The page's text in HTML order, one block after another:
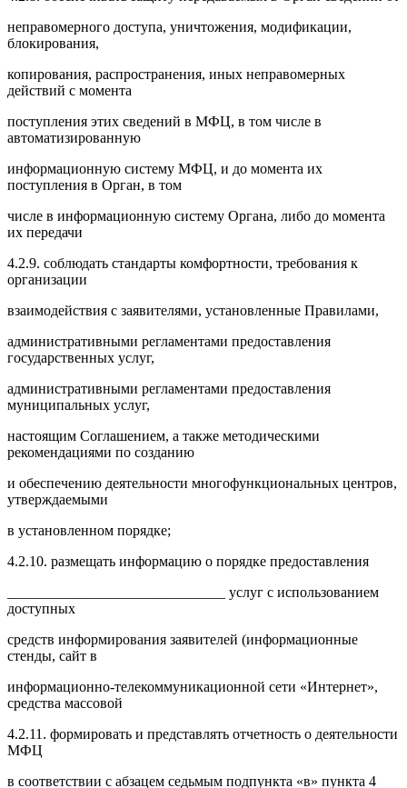
неправомерного доступа, уничтожения, модификации,
блокирования,
копирования, распространения, иных неправомерных
действий с момента
поступления этих сведений в МФЦ, в том числе в
автоматизированную
информационную систему МФЦ, и до момента их
поступления в Орган, в том
числе в информационную систему Органа, либо до момента
их передачи
4.2.9. соблюдать стандарты комфортности, требования к
организации
взаимодействия с заявителями, установленные Правилами,
административными регламентами предоставления
государственных услуг,
административными регламентами предоставления
муниципальных услуг,
настоящим Соглашением, а также методическими
рекомендациями по созданию
и обеспечению деятельности многофункциональных центров,
утверждаемыми
в установленном порядке;
4.2.10. размещать информацию о порядке предоставления
______________________________ услуг с использованием
доступных
средств информирования заявителей (информационные
стенды, сайт в
информационно-телекоммуникационной сети «Интернет»,
средства массовой
4.2.11. формировать и представлять отчетность о деятельности
МФЦ
в соответствии с абзацем седьмым подпункта «в» пункта 4